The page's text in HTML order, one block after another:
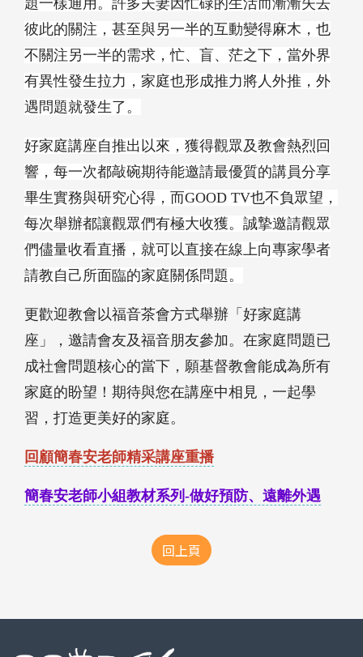
彼此的關注，甚至與另一半的互動變得麻木，也
不關注另一半的需求，忙、盲、茫之下，當外界
有異性發生拉力，家庭也形成推力將人外推，外
遇問題就發生了。
好家庭講座自推出以來，獲得觀眾及教會熱烈回
響，每一次都敲碗期待能邀請最優質的講員分享
畢生實務與研究心得，而GOOD TV也不負眾望，
每次舉辦都讓觀眾們有極大收獲。誠摯邀請觀眾
們儘量收看直播，就可以直接在線上向專家學者
請教自己所面臨的家庭關係問題。
更歡迎教會以福音茶會方式舉辦「好家庭講
座」，邀請會友及福音朋友參加。在家庭問題已
成社會問題核心的當下，願基督教會能成為所有
家庭的盼望！期待與您在講座中相見，一起學
習，打造更美好的家庭。
回顧簡春安老師精采講座重播
簡春安老師小組教材系列-做好預防、遠離外遇
回上頁